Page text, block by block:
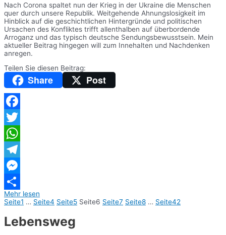
Nach Corona spaltet nun der Krieg in der Ukraine die Menschen
quer durch unsere Republik. Weitgehende Ahnungslosigkeit im
Hinblick auf die geschichtlichen Hintergründe und politischen
Ursachen des Konfliktes trifft allenthalben auf überbordende
Arroganz und das typisch deutsche Sendungsbewusstsein. Mein
aktueller Beitrag hingegen will zum Innehalten und Nachdenken
anregen.
Teilen Sie diesen Beitrag:
Share Post
Facebook
Twitter
WhatsApp
Telegram
Messenger
Teilen
Mehr lesen
Seite1 … Seite4 Seite5 Seite6 Seite7 Seite8 … Seite42
Lebensweg